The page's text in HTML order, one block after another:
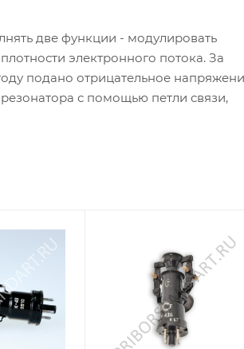
две функции - модулировать
электронного потока. За
подано отрицательное
с помощью петли связи,